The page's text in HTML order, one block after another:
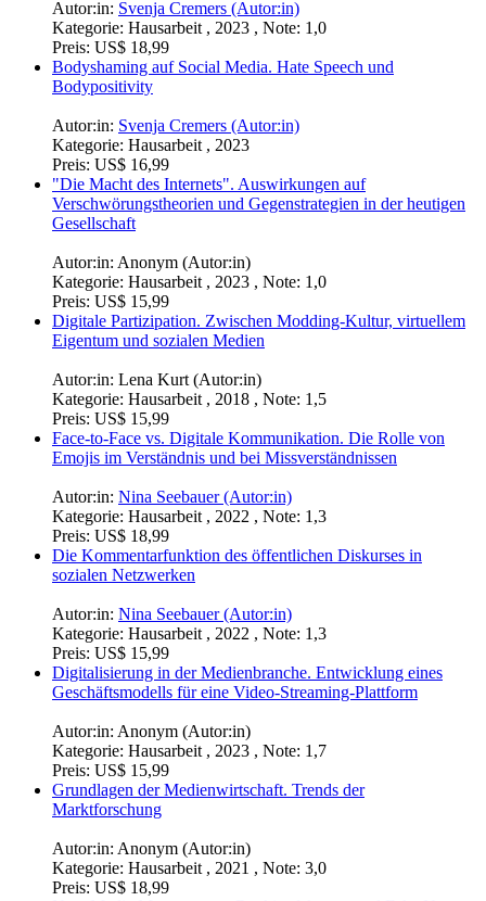
Autor:in: Svenja Cremers (Autor:in)
Kategorie: Hausarbeit , 2023 , Note: 1,0
Preis: US$ 18,99
Bodyshaming auf Social Media. Hate Speech und
Bodypositivity
Autor:in: Svenja Cremers (Autor:in)
Kategorie: Hausarbeit , 2023
Preis: US$ 16,99
"Die Macht des Internets". Auswirkungen auf
Verschwörungstheorien und Gegenstrategien in der heutigen
Gesellschaft
Autor:in: Anonym (Autor:in)
Kategorie: Hausarbeit , 2023 , Note: 1,0
Preis: US$ 15,99
Digitale Partizipation. Zwischen Modding-Kultur, virtuellem
Eigentum und sozialen Medien
Autor:in: Lena Kurt (Autor:in)
Kategorie: Hausarbeit , 2018 , Note: 1,5
Preis: US$ 15,99
Face-to-Face vs. Digitale Kommunikation. Die Rolle von
Emojis im Verständnis und bei Missverständnissen
Autor:in: Nina Seebauer (Autor:in)
Kategorie: Hausarbeit , 2022 , Note: 1,3
Preis: US$ 18,99
Die Kommentarfunktion des öffentlichen Diskurses in
sozialen Netzwerken
Autor:in: Nina Seebauer (Autor:in)
Kategorie: Hausarbeit , 2022 , Note: 1,3
Preis: US$ 15,99
Digitalisierung in der Medienbranche. Entwicklung eines
Geschäftsmodells für eine Video-Streaming-Plattform
Autor:in: Anonym (Autor:in)
Kategorie: Hausarbeit , 2023 , Note: 1,7
Preis: US$ 15,99
Grundlagen der Medienwirtschaft. Trends der
Marktforschung
Autor:in: Anonym (Autor:in)
Kategorie: Hausarbeit , 2021 , Note: 3,0
Preis: US$ 18,99